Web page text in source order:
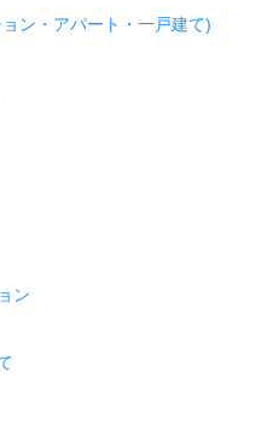
ン・アパート・一戸建て)
ン